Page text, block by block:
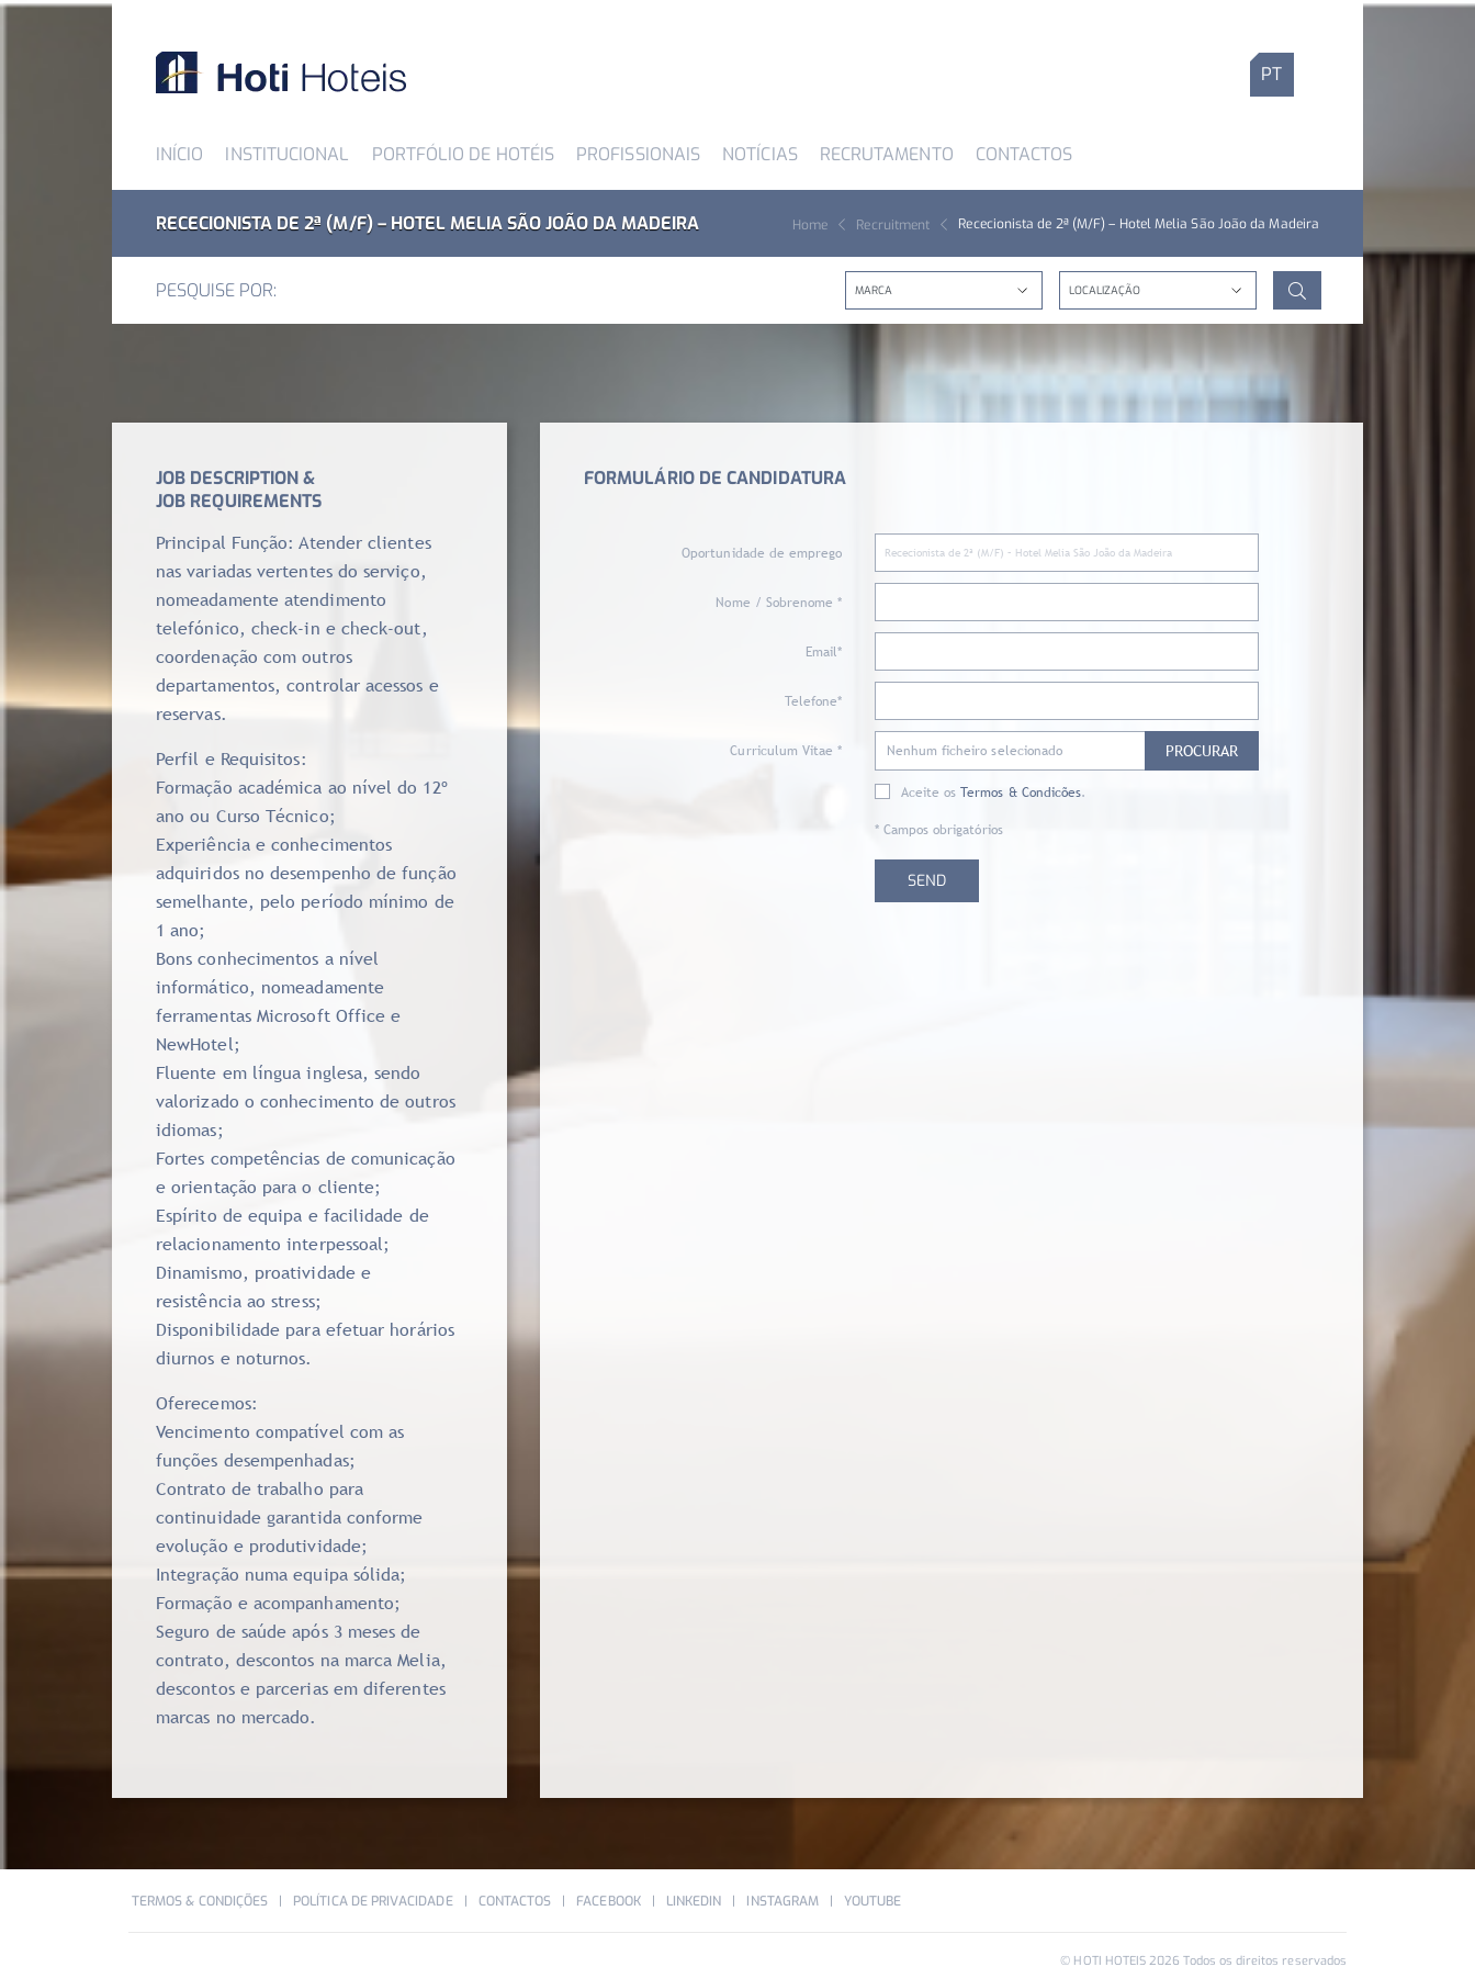
PT
INÍCIO INSTITUCIONAL PORTFÓLIO DE HOTÉIS PROFISSIONAIS NOTÍCIAS RECRUTAMENTO CONTACTOS
RECECIONISTA DE 2ª (M/F) – HOTEL MELIA SÃO JOÃO DA MADEIRA Home Recruitment Rececionista de 2ª (M/F) – Hotel Melia São João da Madeira
PESQUISE POR:
JOB DESCRIPTION &
JOB REQUIREMENTS
Principal Função: Atender clientes
nas variadas vertentes do serviço,
nomeadamente atendimento
telefónico, check-in e check-out,
coordenação com outros
departamentos, controlar acessos e
reservas.
Perfil e Requisitos:
Formação académica ao nível do 12º
ano ou Curso Técnico;
Experiência e conhecimentos
adquiridos no desempenho de função
semelhante, pelo período mínimo de
1 ano;
Bons conhecimentos a nível
informático, nomeadamente
ferramentas Microsoft Office e
NewHotel;
Fluente em língua inglesa, sendo
valorizado o conhecimento de outros
idiomas;
Fortes competências de comunicação
e orientação para o cliente;
Espírito de equipa e facilidade de
relacionamento interpessoal;
Dinamismo, proatividade e
resistência ao stress;
Disponibilidade para efetuar horários
diurnos e noturnos.
Oferecemos:
Vencimento compatível com as
funções desempenhadas;
Contrato de trabalho para
continuidade garantida conforme
evolução e produtividade;
Integração numa equipa sólida;
Formação e acompanhamento;
Seguro de saúde após 3 meses de
contrato, descontos na marca Melia,
descontos e parcerias em diferentes
marcas no mercado.
FORMULÁRIO DE CANDIDATURA
Oportunidade de emprego
Nome / Sobrenome *
Email*
Telefone*
Curriculum Vitae * Nenhum ficheiro selecionado PROCURAR
Aceite osTermos & Condicões.
* Campos obrigatórios
TERMOS & CONDIÇÕES POLÍTICA DE PRIVACIDADE CONTACTOS FACEBOOK LINKEDIN INSTAGRAM YOUTUBE
© HOTI HOTEIS2026 Todos os direitos reservados